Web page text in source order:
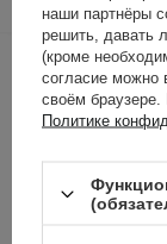
наши партнёры
решить, давать
(кроме
согласие
своём
Политике